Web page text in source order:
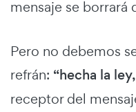
mensaje se borrará
Pero no debemos
refrán: “hecha la
receptor del